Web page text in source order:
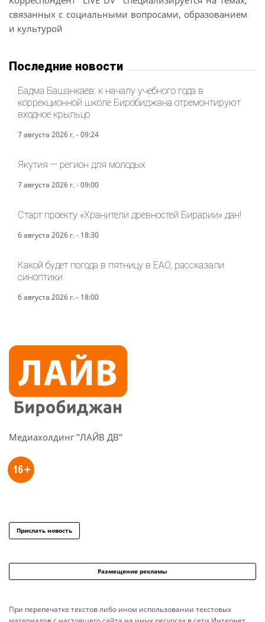
связанных с социальными вопросами, образованием
и культурой
Последние новости
Бадма Башанкаев: к началу учебного года в
коррекционной школе Биробиджана отремонтируют
входное крыльцо
7 августа 2026 г. - 09:24
Якутия — регион для молодых
7 августа 2026 г. - 09:00
Старт проекту «Хранители древностей Бирарии» дан!
6 августа 2026 г. - 18:30
Какой будет погода в пятницу в ЕАО, рассказали
синоптики
6 августа 2026 г. - 18:00
Медиахолдинг "ЛАЙВ ДВ"
Прислать новость
Размещение рекламы
При перепечатке текстов либо ином использовании текстовых